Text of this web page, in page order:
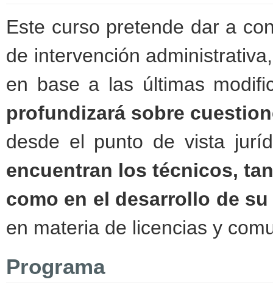
Este curso pretende dar a
de intervención
en base a las últimas
profundizará sobre
desde el punto de vista
encuentran los técnicos,
como en el desarrollo de
en materia de licencias y
Programa